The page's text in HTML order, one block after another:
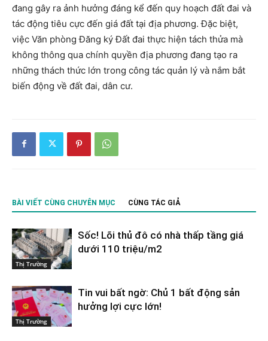
đang gây ra ảnh hưởng đáng kể đến quy hoạch đất đai và
tác động tiêu cực đến giá đất tại địa phương. Đặc biệt,
việc Văn phòng Đăng ký Đất đai thực hiện tách thửa mà
không thông qua chính quyền địa phương đang tạo ra
những thách thức lớn trong công tác quản lý và nắm bắt
biến động về đất đai, dân cư.
BÀI VIẾT CÙNG CHUYÊN MỤC CÙNG TÁC GIẢ
Thị Trường
Sốc! Lõi thủ đô có nhà thấp tầng giá
dưới 110 triệu/m2
Thị Trường
Tin vui bất ngờ: Chủ 1 bất động sản
hưởng lợi cực lớn!